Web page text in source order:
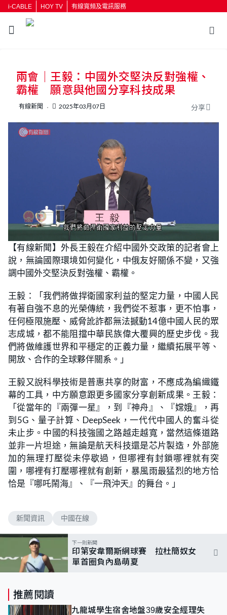
i-CABLE HOY TV 有線寬頻及電訊服務
按輸入鍵開始搜尋
兩會｜王毅：中國外交堅決反對強權、
霸權 願意與他國分享科技成果
有線新聞 2025年03月07日 分享
n
m
t
e
o
a
d
e
d
:
2
2
1
%
【有線新聞】外長王毅在介紹中國外交政策的記者會上
說，無論國際環境如何變化，中俄友好關係不變，又強
調中國外交堅決反對強權、霸權。
王毅：「我們將做捍衛國家利益的堅定力量，中國人民
有著自強不息的光榮傳統，我們從不惹事，更不怕事，
任何極限施壓、威脅訛詐都無法撼動14億中國人民的眾
志成城，都不能阻擋中華民族偉大覆興的歷史步伐。我
們將做維護世界和平穩定的正義力量，繼續拓展平等、
開放、合作的全球夥伴關系。」
王毅又說科學技術是普惠共享的財富，不應成為編織鐵
幕的工具，中方願意跟更多國家分享創新成果。王毅：
「從當年的『兩彈一星』，到『神舟』、『嫦娥』，再
到5G、量子計算、DeepSeek，一代代中國人的奮斗從
未止步。中國的科技強國之路越走越寬，當然這條道路
並非一片坦途，無論是航天科技還是芯片製造，外部施
加的無理打壓從未停歇過，但哪裡有封鎖哪裡就有突
圍，哪裡有打壓哪裡就有創新，暴風雨最猛烈的地方恰
恰是『哪吒鬧海』、『一飛沖天』的舞台。」
新聞資訊 中國在線
下一則新聞
印第安韋爾斯網球賽 拉杜簡奴女
單首圈負內島萌夏
推薦閱讀
九龍城學生宿舍地盤39歲安全經理失